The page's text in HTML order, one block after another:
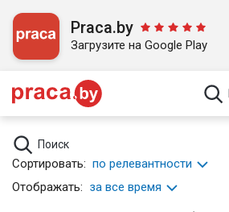
Praca.by
Загрузите на Google Play
Поиск
Сортировать: по релевантности
Отображать: за все время